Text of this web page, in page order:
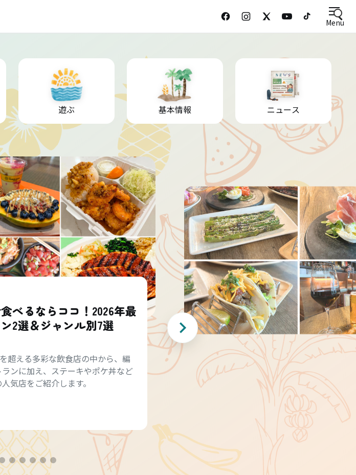
Menu
遊ぶ 基本情報 ニュース
べるならココ！2026年最
2選＆ジャンル別7選
超える多彩な飲食店の中から、編
ンに加え、ステーキやポケ丼など
気店をご紹介します。